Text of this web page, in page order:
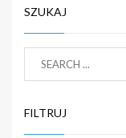
SZUKAJ
FILTRUJ